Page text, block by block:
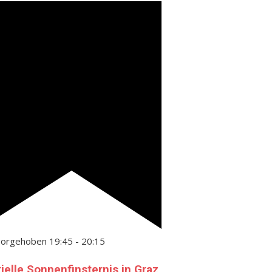
19:45 - 20:15